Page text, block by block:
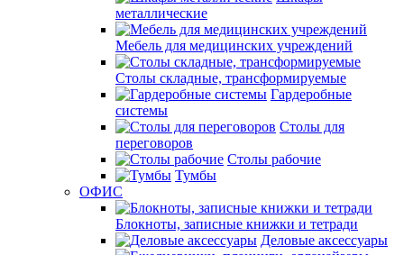
металлические
Мебель для медицинских учреждений
Столы складные, трансформируемые
Гардеробные
системы
Столы для
переговоров
Столы рабочие
Тумбы
ОФИС
Блокноты, записные книжки и тетради
Деловые аксессуары